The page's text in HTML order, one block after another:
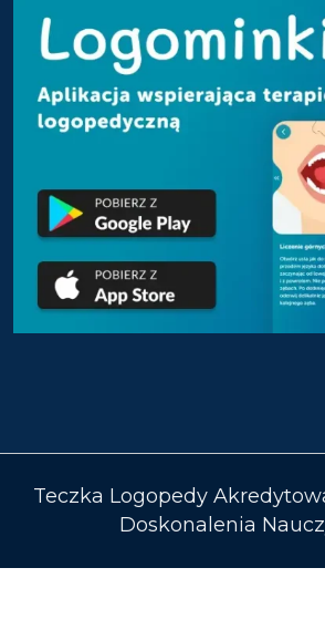
Teczka Logopedy
Doskonalenia